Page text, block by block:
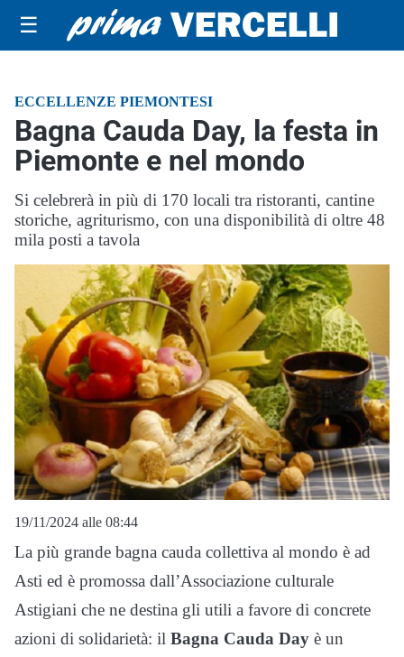
☰
ECCELLENZE PIEMONTESI
Bagna Cauda Day, la festa in
Piemonte e nel mondo
Si celebrerà in più di 170 locali tra ristoranti, cantine
storiche, agriturismo, con una disponibilità di oltre 48
mila posti a tavola
19/11/2024 alle 08:44
La più grande bagna cauda collettiva al mondo è ad
Asti ed è promossa dall’Associazione culturale
Astigiani che ne destina gli utili a favore di concrete
azioni di solidarietà: il Bagna Cauda Day è un